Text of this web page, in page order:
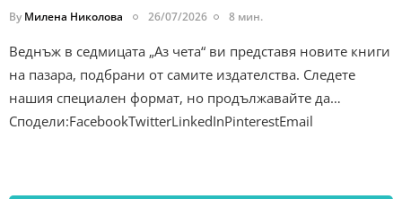
By Милена Николова 26/07/2026 8 мин.
Веднъж в седмицата „Аз чета“ ви представя новите книги
на пазара, подбрани от самите издателства. Следете
нашия специален формат, но продължавайте да…
Сподели:FacebookTwitterLinkedInPinterestEmail